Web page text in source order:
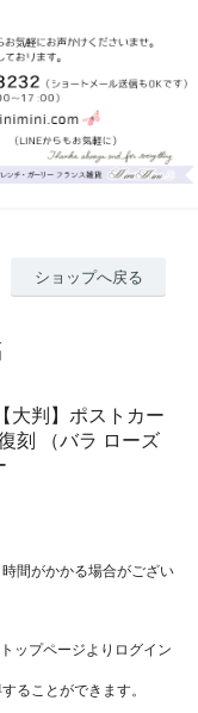
ショップへ戻る
大判】ポストカー
刻 （バラ ローズ
間がかかる場合がござい
ップページよりログイン
ることができます。